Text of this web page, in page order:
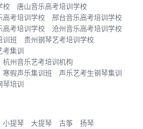
校
唐山音乐高考培训学校
高考培训学校
邢台音乐高考培训学校
高考培训学校
沧州音乐高考培训学校
训班
贵州钢琴艺考培训学校
考集训
杭州音乐艺考培训机构
寒假声乐集训班
声乐艺考生钢琴集训
琴培训
小提琴 大提琴 古筝 扬琴